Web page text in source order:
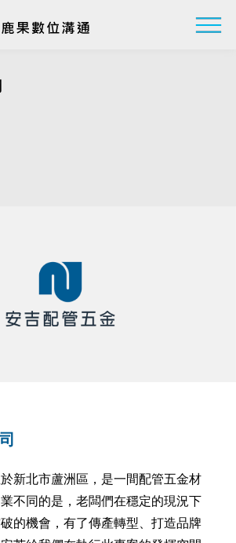
新北市蘆洲區，是一間配管五金材
不同的是，老闆們在穩定的現況下
的機會，有了傳產轉型、打造品牌